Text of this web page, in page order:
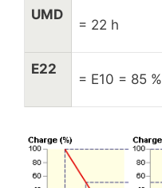
UMD
= 22 h
E22
= E10 = 85 %